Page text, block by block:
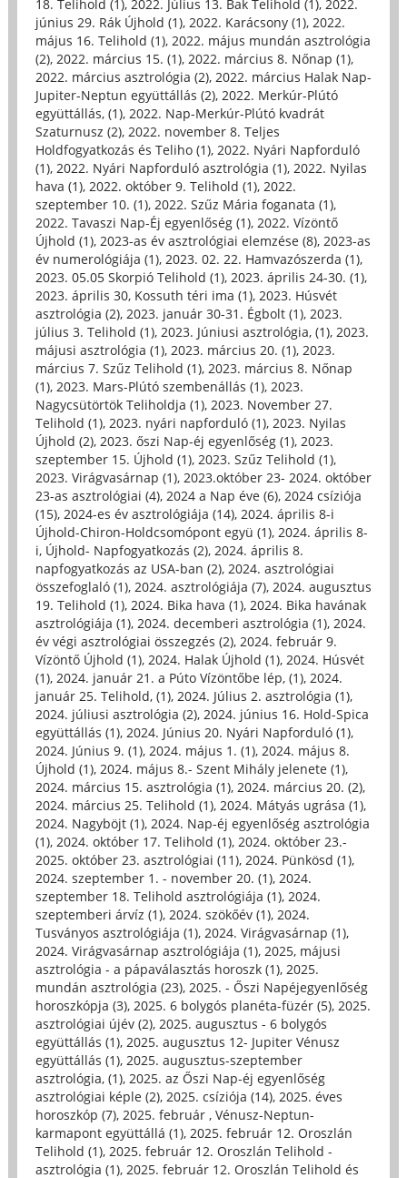
18. Telihold (1), 2022. Július 13. Bak Telihold (1), 2022.
június 29. Rák Újhold (1), 2022. Karácsony (1), 2022.
május 16. Telihold (1), 2022. május mundán asztrológia
(2), 2022. március 15. (1), 2022. március 8. Nőnap (1),
2022. március asztrológia (2), 2022. március Halak Nap-
Jupiter-Neptun együttállás (2), 2022. Merkúr-Plútó
együttállás, (1), 2022. Nap-Merkúr-Plútó kvadrát
Szaturnusz (2), 2022. november 8. Teljes
Holdfogyatkozás és Teliho (1), 2022. Nyári Napforduló
(1), 2022. Nyári Napforduló asztrológia (1), 2022. Nyilas
hava (1), 2022. október 9. Telihold (1), 2022.
szeptember 10. (1), 2022. Szűz Mária foganata (1),
2022. Tavaszi Nap-Éj egyenlőség (1), 2022. Vízöntő
Újhold (1), 2023-as év asztrológiai elemzése (8), 2023-as
év numerológiája (1), 2023. 02. 22. Hamvazószerda (1),
2023. 05.05 Skorpió Telihold (1), 2023. április 24-30. (1),
2023. április 30, Kossuth téri ima (1), 2023. Húsvét
asztrológia (2), 2023. január 30-31. Égbolt (1), 2023.
július 3. Telihold (1), 2023. Júniusi asztrológia, (1), 2023.
májusi asztrológia (1), 2023. március 20. (1), 2023.
március 7. Szűz Telihold (1), 2023. március 8. Nőnap
(1), 2023. Mars-Plútó szembenállás (1), 2023.
Nagycsütörtök Teliholdja (1), 2023. November 27.
Telihold (1), 2023. nyári napforduló (1), 2023. Nyilas
Újhold (2), 2023. őszi Nap-éj egyenlőség (1), 2023.
szeptember 15. Újhold (1), 2023. Szűz Telihold (1),
2023. Virágvasárnap (1), 2023.október 23- 2024. október
23-as asztrológiai (4), 2024 a Nap éve (6), 2024 csíziója
(15), 2024-es év asztrológiája (14), 2024. április 8-i
Újhold-Chiron-Holdcsomópont együ (1), 2024. április 8-
i, Újhold- Napfogyatkozás (2), 2024. április 8.
napfogyatkozás az USA-ban (2), 2024. asztrológiai
összefoglaló (1), 2024. asztrológiája (7), 2024. augusztus
19. Telihold (1), 2024. Bika hava (1), 2024. Bika havának
asztrológiája (1), 2024. decemberi asztrológia (1), 2024.
év végi asztrológiai összegzés (2), 2024. február 9.
Vízöntő Újhold (1), 2024. Halak Újhold (1), 2024. Húsvét
(1), 2024. január 21. a Púto Vízöntőbe lép, (1), 2024.
január 25. Telihold, (1), 2024. Július 2. asztrológia (1),
2024. júliusi asztrológia (2), 2024. június 16. Hold-Spica
együttállás (1), 2024. Június 20. Nyári Napforduló (1),
2024. Június 9. (1), 2024. május 1. (1), 2024. május 8.
Újhold (1), 2024. május 8.- Szent Mihály jelenete (1),
2024. március 15. asztrológia (1), 2024. március 20. (2),
2024. március 25. Telihold (1), 2024. Mátyás ugrása (1),
2024. Nagyböjt (1), 2024. Nap-éj egyenlőség asztrológia
(1), 2024. október 17. Telihold (1), 2024. október 23.-
2025. október 23. asztrológiai (11), 2024. Pünkösd (1),
2024. szeptember 1. - november 20. (1), 2024.
szeptember 18. Telihold asztrológiája (1), 2024.
szeptemberi árvíz (1), 2024. szökőév (1), 2024.
Tusványos asztrológiája (1), 2024. Virágvasárnap (1),
2024. Virágvasárnap asztrológiája (1), 2025, májusi
asztrológia - a pápaválasztás horoszk (1), 2025.
mundán asztrológia (23), 2025. - Őszi Napéjegyenlőség
horoszkópja (3), 2025. 6 bolygós planéta-füzér (5), 2025.
asztrológiai újév (2), 2025. augusztus - 6 bolygós
együttállás (1), 2025. augusztus 12- Jupiter Vénusz
együttállás (1), 2025. augusztus-szeptember
asztrológia, (1), 2025. az Őszi Nap-éj egyenlőség
asztrológiai képle (2), 2025. csíziója (14), 2025. éves
horoszkóp (7), 2025. február , Vénusz-Neptun-
karmapont együttállá (1), 2025. február 12. Oroszlán
Telihold (1), 2025. február 12. Oroszlán Telihold -
asztrológia (1), 2025. február 12. Oroszlán Telihold és